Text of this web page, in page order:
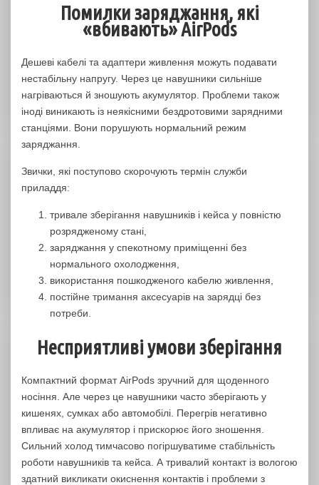
Помилки заряджання, які
«вбивають» AirPods
Дешеві кабелі та адаптери живлення можуть подавати
нестабільну напругу. Через це навушники сильніше
нагріваються й зношують акумулятор. Проблеми також
іноді виникають із неякісними бездротовими зарядними
станціями. Вони порушують нормальний режим
заряджання.
Звички, які поступово скорочують термін служби
приладдя:
тривале зберігання навушників і кейса у повністю
розрядженому стані,
заряджання у спекотному приміщенні без
нормального охолодження,
використання пошкодженого кабелю живлення,
постійне тримання аксесуарів на зарядці без
потреби.
Несприятливі умови зберігання
Компактний формат AirPods зручний для щоденного
носіння. Але через це навушники часто зберігають у
кишенях, сумках або автомобілі. Перегрів негативно
впливає на акумулятор і прискорює його зношення.
Сильний холод тимчасово погіршуватиме стабільність
роботи навушників та кейса. А тривалий контакт із вологою
здатний викликати окиснення контактів і проблеми з